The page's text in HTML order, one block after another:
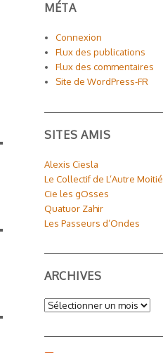
MÉTA
Connexion
Flux des publications
Flux des commentaires
Site de WordPress-FR
SITES AMIS
Alexis Ciesla
Le Collectif de L’Autre Moitié
Cie les gOsses
Quatuor Zahir
Les Passeurs d’Ondes
ARCHIVES
Archives